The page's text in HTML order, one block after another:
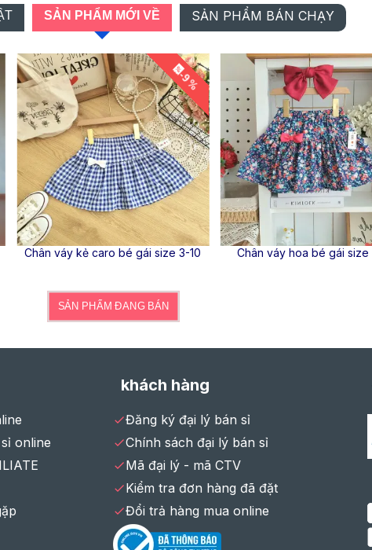
SẢN PHẨM MỚI VỀ SẢN PHẨM BÁN CHẠY
-9 %
Chân váy kẻ caro bé gái size 3-10 Chân váy hoa bé gái size
SẢN PHẨM ĐANG BÁN
online
khách hàng
Đăng ký đại lý bán sỉ
Chính sách đại lý bán sỉ
Mã đại lý - mã CTV
Kiểm tra đơn hàng đã đặt
Đổi trả hàng mua online